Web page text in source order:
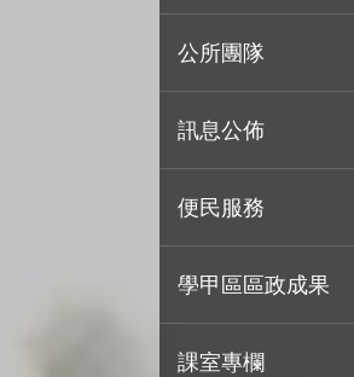
公所團隊
訊息公佈
便民服務
學甲區區政成果
課室專欄